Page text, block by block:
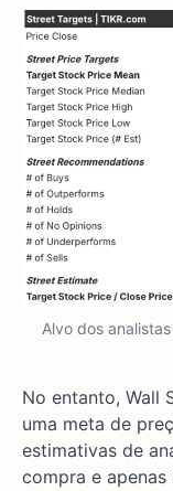
Alvo dos
No entanto, Wall
uma meta de
estimativas de
compra e